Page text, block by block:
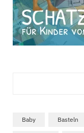
Baby Basteln